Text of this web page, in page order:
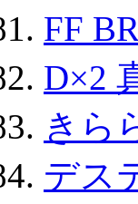
FF
D×2
きら
デス